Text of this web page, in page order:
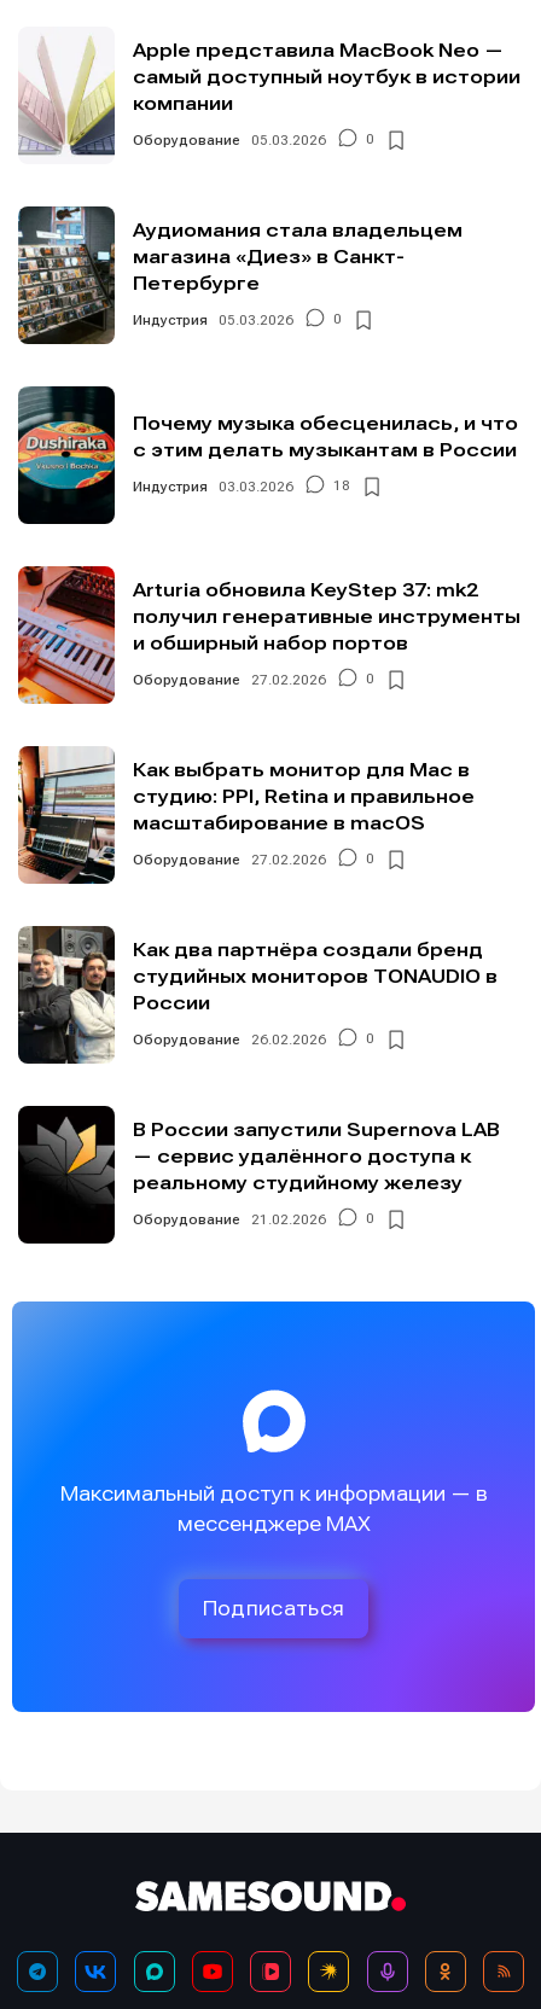
Apple представила MacBook Neo —
самый доступный ноутбук в истории
компании
Оборудование 05.03.2026 0
Аудиомания стала владельцем
магазина «Диез» в Санкт-
Петербурге
Индустрия 05.03.2026 0
Почему музыка обесценилась, и что
с этим делать музыкантам в России
Индустрия 03.03.2026 18
Arturia обновила KeyStep 37: mk2
получил генеративные инструменты
и обширный набор портов
Оборудование 27.02.2026 0
Как выбрать монитор для Mac в
студию: PPI, Retina и правильное
масштабирование в macOS
Оборудование 27.02.2026 0
Как два партнёра создали бренд
студийных мониторов TONAUDIO в
России
Оборудование 26.02.2026 0
В России запустили Supernova LAB
— сервис удалённого доступа к
реальному студийному железу
Оборудование 21.02.2026 0
Максимальный доступ к информации — в
мессенджере MAX
Подписаться